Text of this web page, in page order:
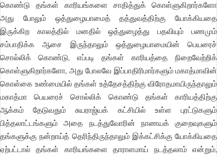
கொண்டு தங்கள் காரியங்களை சாதித்துக் கொள்ளுகிறார்களோ
அது போலும் ஒத்துழையாமைத் தத்துவத்திற்கு யோக்கியதை
இருக்கிற காலத்தில் மனதில் ஒத்துழைத்து பதவியும் பணமும்
சம்பாதிக்க ஆசை இருந்தாலும் ஒத்துழையாமையின் பெயரைச்
சொல்லிக் கொண்டு, எப்படி தங்கள் காரியத்தை நிறைவேற்றிக்
கொள்ளுகிறார்களோ, அது போலவே இப்பாதிரிமார்களும் மகாத்மாவின்
கொள்கை உண்மையில் தங்கள் உத்தேசத்திற்கு விரோதமாயிருந்தாலும்
மகாத்மா பெயரைச் சொல்லிக் கொண்டு தங்கள் காரியத்திற்கு
ஆக்கம் தேடுவதும் சுயராஜ்யக் கட்சியில் உள்ள புரட்டுகளும்
பித்தலாட்டங்களும் அதை நடத்துவோரின் நாணயக் குறைவுகளும்
தங்களுக்கு நன்றாய்த் தெரிந்திருந்தாலும் இக்கட்சிக்கு யோக்கியதை
ஏற்பட்டால் தங்கள் காரியங்களை தாராளமாய் நடத்தலாம் என்றும்,